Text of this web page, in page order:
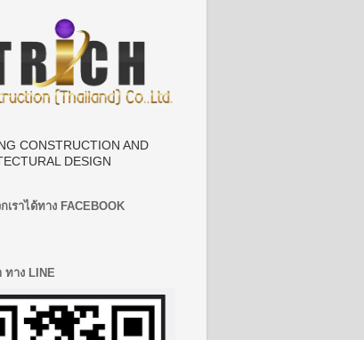
CONSTRUCTION AND
DESIGN
เราได้ทาง FACEBOOK
ทาง LINE